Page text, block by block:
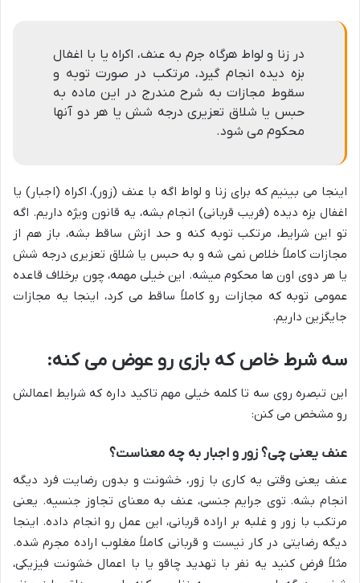
در زنا و لواط هرگاه جرم به عنف، اکراه یا با اغفال
بزه دیده انجام گیرد، مرتکب در صورت توبه و
سقوط مجازات به شرح مندرج در این ماده به
حبس یا شلاق تعزیری درجه شش یا هر دو آنها
محکوم می شود.
اینجا می بینیم که برای زنا و لواط اگه با عنف (زور)، اکراه (اجبار) یا
اغفال بزه دیده (فریب قربانی) انجام بشه، یه قانون ویژه داریم. اگه
تو این شرایط، مرتکب توبه کنه و حد ازش ساقط بشه، باز هم از
مجازات کاملاً خلاص نمی شه و به حبس یا شلاق تعزیری درجه شش
یا هر دوی اون ها محکوم میشه. این خیلی مهمه، چون برخلاف قاعده
عمومی توبه که مجازات رو کاملاً ساقط می کرد، اینجا یه مجازات
جایگزین داریم.
سه شرط خاص که بازی رو عوض می کنه:
این تبصره روی سه تا کلمه خیلی مهم تاکید داره که شرایط اعمالش
رو مشخص می کنن:
عنف یعنی چی؟ زور و اجبار به چه معناست؟
عنف یعنی وقتی یه کاری با زور، خشونت و بدون رضایت فرد دیگه
انجام بشه. توی جرایم جنسی، عنف به معنای تجاوز جنسیه. یعنی
مرتکب با زور و غلبه بر اراده قربانی، این عمل رو انجام داده. اینجا
دیگه رضایتی در کار نیست و قربانی کاملاً مغلوب اراده مجرم شده.
مثلاً فرض کنید یه نفر با تهدید چاقو یا با اعمال خشونت فیزیکی،